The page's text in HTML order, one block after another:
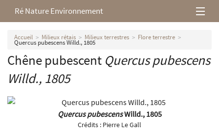
Ré Nature Environnement
L’association
Milieux rétais
Nos parutions
Accueil Milieux rétais Milieux terrestres Flore terrestre
Quercus pubescens Willd., 1805
Chêne pubescent Quercus pubescens
Willd., 1805
Quercus pubescensWilld., 1805
Crédits : Pierre Le Gall